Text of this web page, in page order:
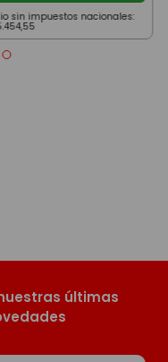
sin impuestos nacionales:
.454,55
últimas